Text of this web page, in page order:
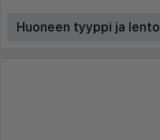
Huoneen tyyppi ja lento